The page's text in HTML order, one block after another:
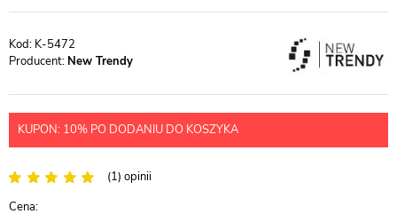
K-5472
Producent: New Trendy
KUPON: 10% PO DODANIU DO KOSZYKA
(1) opinii